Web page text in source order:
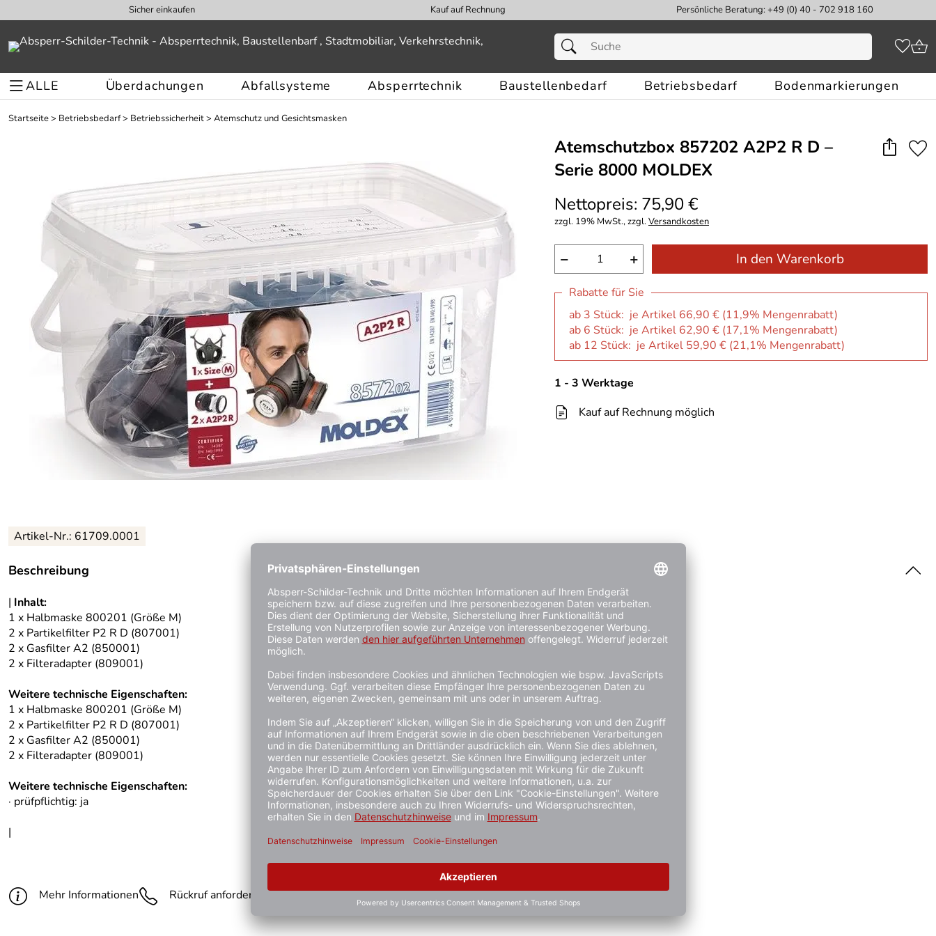
Sicher einkaufen Kauf auf Rechnung Persönliche Beratung: +49 (0) 40 - 702 918 160
ALLE Überdachungen Abfallsysteme Absperrtechnik Baustellenbedarf Betriebsbedarf Bodenmarkierungen
Startseite> Betriebsbedarf> Betriebssicherheit> Atemschutz und Gesichtsmasken
Atemschutzbox 857202 A2P2 R D –
Serie 8000 MOLDEX
Nettopreis: 75,90 €
zzgl. 19% MwSt., zzgl.Versandkosten
− + In den Warenkorb
Rabatte für Sie
ab 3 Stück: je Artikel 66,90 € (11,9% Mengenrabatt)
ab 6 Stück: je Artikel 62,90 € (17,1% Mengenrabatt)
ab 12 Stück: je Artikel 59,90 € (21,1% Mengenrabatt)
1 - 3 Werktage
Kauf auf Rechnung möglich
Artikel-Nr.: 61709.0001
Beschreibung
| Inhalt:
1 x Halbmaske 800201 (Größe M)
2 x Partikelfilter P2 R D (807001)
2 x Gasfilter A2 (850001)
2 x Filteradapter (809001)
Weitere technische Eigenschaften:
1 x Halbmaske 800201 (Größe M)
2 x Partikelfilter P2 R D (807001)
2 x Gasfilter A2 (850001)
2 x Filteradapter (809001)
Weitere technische Eigenschaften:
· prüfpflichtig: ja
|
Mehr Informationen Rückruf anfordern Günstiger gesehen?